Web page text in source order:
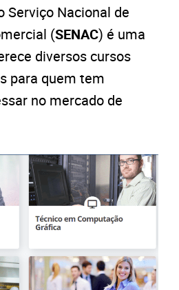
Serviço Nacional de
(SENAC) é uma
diversos cursos
para quem tem
no mercado de